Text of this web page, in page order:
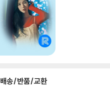
배송/반품/교환